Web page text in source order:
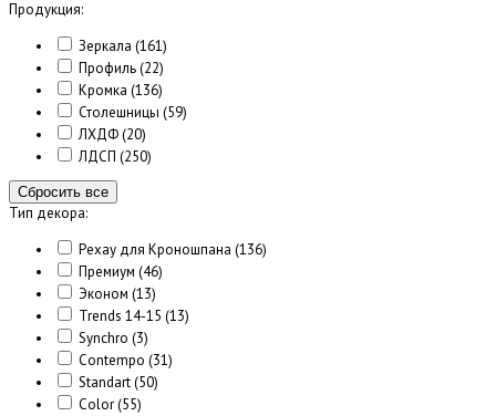
Продукция:
Зеркала (161)
Профиль(22)
Кромка (136)
Столешницы (59)
ЛХДФ(20)
ЛДСП (250)
Сбросить все
Тип декора:
Рехау для Кроношпана (136)
Премиум (46)
Эконом (13)
Trends 14-15 (13)
Synchro (3)
Contempo (31)
Standart(50)
Color(55)